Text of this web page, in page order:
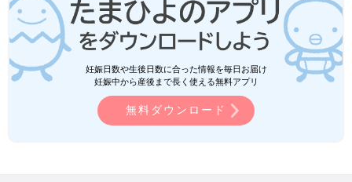
●記事の内容は2026年4月の情報で、現在と異なる場合がありま
す。
妊娠日数や生後日数に合った情報を毎日お届け
妊娠中から産後まで長く使える無料アプリ
無料ダウンロード